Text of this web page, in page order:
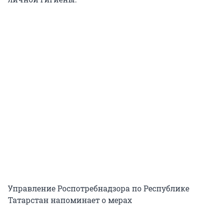
Управление Роспотребнадзора по Республике
Татарстан напоминает о мерах